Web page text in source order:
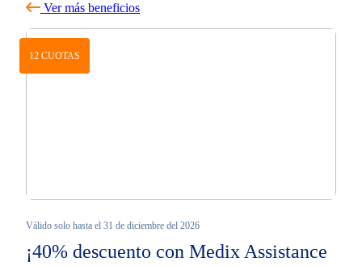
Ver más beneficios
12 CUOTAS
Válido solo hasta el 31 de diciembre del 2026
¡40% descuento con Medix Assistance